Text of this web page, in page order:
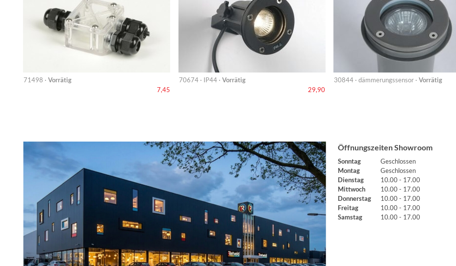
71498 · Vorrätig
7,45
70674 · IP44 · Vorrätig
29,90
30844 · dämmerungssensor · Vorrätig
Öffnungszeiten Showroom
Sonntag
Geschlossen
Montag
Geschlossen
Dienstag
10.00 - 17.00
Mittwoch
10.00 - 17.00
Donnerstag
10.00 - 17.00
Freitag
10.00 - 17.00
Samstag
10.00 - 17.00